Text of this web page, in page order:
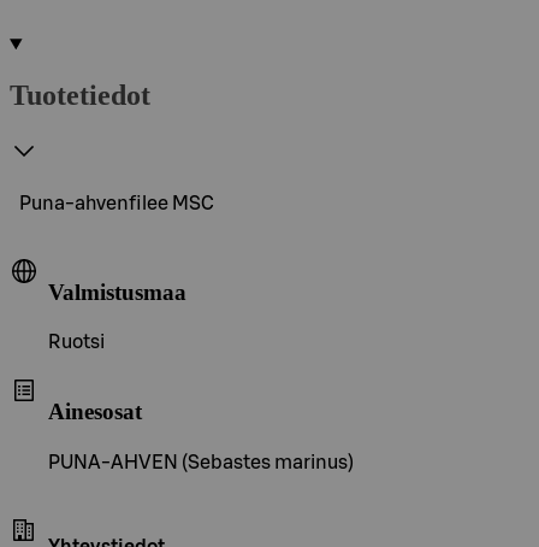
Tuotetiedot
Puna-ahvenfilee MSC
Valmistusmaa
Ruotsi
Ainesosat
PUNA-AHVEN (Sebastes marinus)